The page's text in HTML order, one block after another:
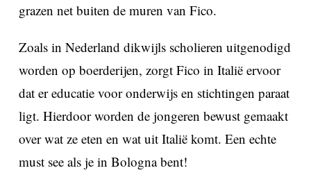
grazen net buiten de muren van Fico.
Zoals in Nederland dikwijls scholieren uitgenodigd
worden op boerderijen, zorgt Fico in Italië ervoor
dat er educatie voor onderwijs en stichtingen paraat
ligt. Hierdoor worden de jongeren bewust gemaakt
over wat ze eten en wat uit Italië komt. Een echte
must see als je in Bologna bent!